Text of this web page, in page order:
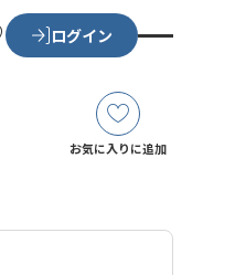
ログイン
お気に入りに追加